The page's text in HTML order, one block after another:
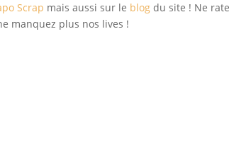
Scrap mais aussi sur le blog du site ! Ne
manquez plus nos lives !